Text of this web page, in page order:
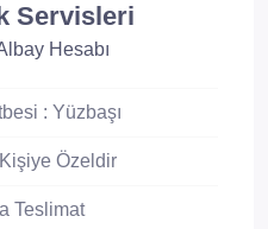
Servisleri
Hesabı
: Yüzbaşı
Özeldir
Teslimat